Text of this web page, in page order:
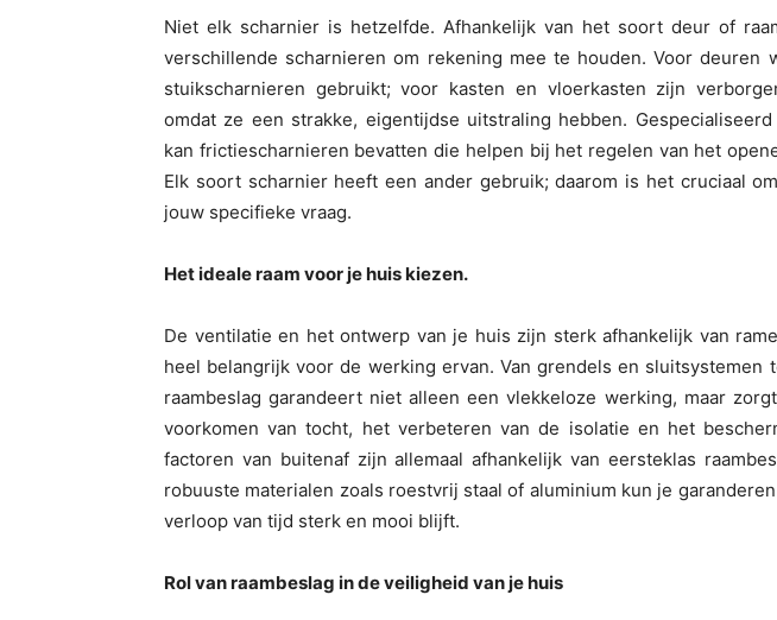
Niet elk scharnier is hetzelfde. Afhankelijk van het soort deur of
verschillende scharnieren om rekening mee te houden. Voor deuren
stuikscharnieren gebruikt; voor kasten en vloerkasten zijn
omdat ze een strakke, eigentijdse uitstraling hebben. Gespecialiseerd
kan frictiescharnieren bevatten die helpen bij het regelen van het
Elk soort scharnier heeft een ander gebruik; daarom is het cruciaal
jouw specifieke vraag.
Het ideale raam voor je huis kiezen.
De ventilatie en het ontwerp van je huis zijn sterk afhankelijk van
heel belangrijk voor de werking ervan. Van grendels en sluitsystemen
raambeslag garandeert niet alleen een vlekkeloze werking, maar
voorkomen van tocht, het verbeteren van de isolatie en het
factoren van buitenaf zijn allemaal afhankelijk van eersteklas
robuuste materialen zoals roestvrij staal of aluminium kun je
verloop van tijd sterk en mooi blijft.
Rol van raambeslag in de veiligheid van je huis